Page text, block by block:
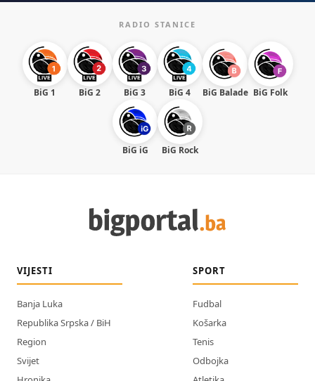
RADIO STANICE
BiG 1 BiG 2 BiG 3 BiG 4 BiG Balade BiG Folk
BiG iG BiG Rock
VIJESTI
Banja Luka
Republika Srpska / BiH
Region
Svijet
SPORT
Fudbal
Košarka
Tenis
Odbojka